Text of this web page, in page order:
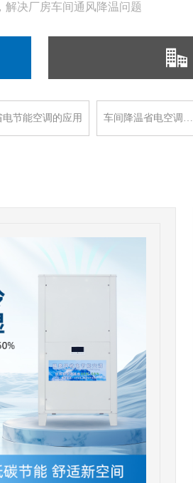
解决厂房车间通风降温问题
电节能空调的应用 车间降温省电空调…